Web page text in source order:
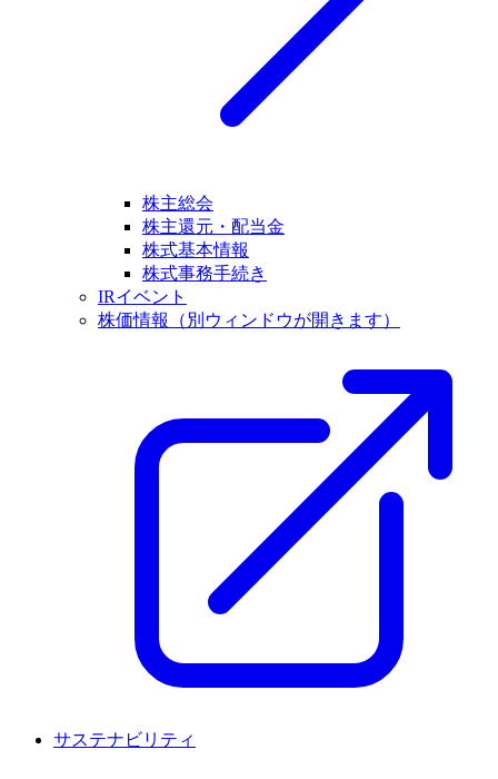
株主総会
株主還元・配当金
株式基本情報
株式事務手続き
IRイベント
株価情報
（別ウィンドウが開きます）
サステナビリティ